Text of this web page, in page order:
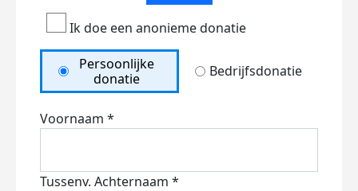
Ik doe een anonieme donatie
Persoonlijke
donatie
Bedrijfsdonatie
Voornaam *
Tussenv. Achternaam *